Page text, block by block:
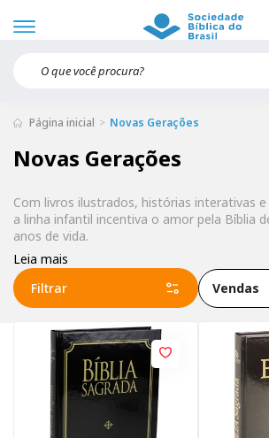
Página inicial Novas Gerações
Novas Gerações
Com livros ilustrados, histórias interativas
a linha infantil incentiva o amor pela Bíblia
anos de vida.
Leia mais
Filtrar